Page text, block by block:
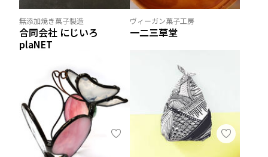
無添加焼き菓子製造
合同会社 にじいろ
plaNET
ヴィーガン菓子工房
一二三草堂